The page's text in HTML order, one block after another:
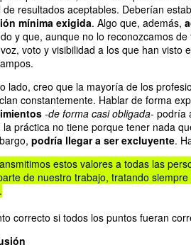
de resultados aceptables. Deberían
mínima exigida. Algo que, además,
y que, aunque no lo reconozcamos
voto y visibilidad a los que han visto
lado, creo que la mayoría de los
constantemente. Hablar de forma
-de forma casi obligada- podría
la práctica no tiene porque tener nada
podría llegar a ser excluyente.
estos valores a todas las
de nuestro trabajo, tratando
correcto si todos los puntos fueran